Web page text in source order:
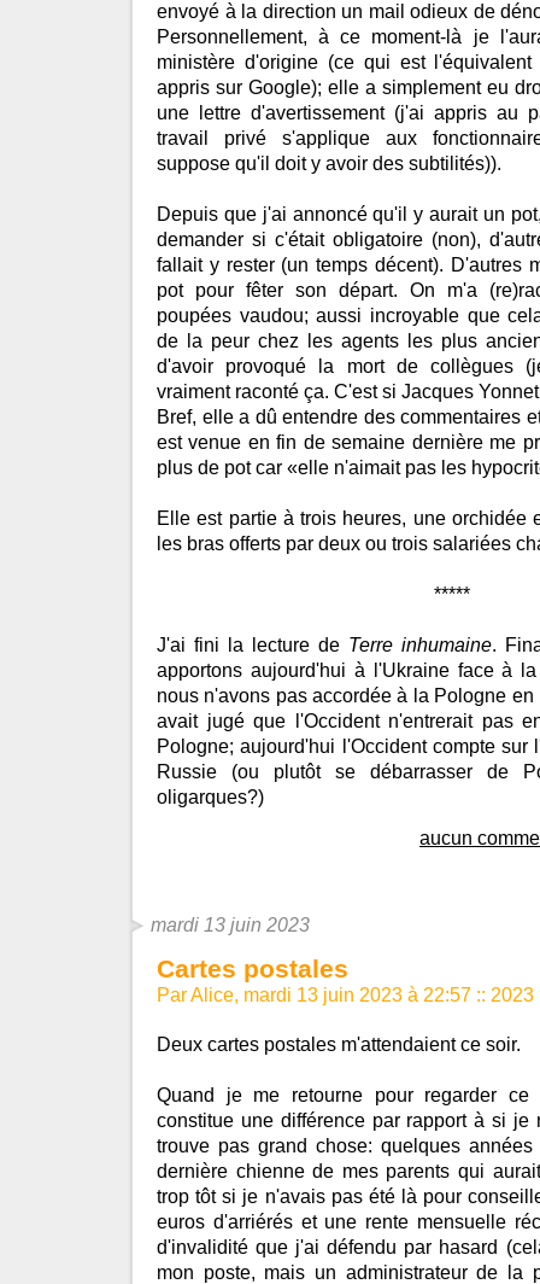
envoyé à la direction un mail odieux de
Personnellement, à ce moment-là je
ministère d'origine (ce qui est
appris sur Google); elle a simplement eu
une lettre d'avertissement (j'ai appris au
travail privé s'applique aux
suppose qu'il doit y avoir des subtilités)).
Depuis que j'ai annoncé qu'il y aurait un
demander si c'était obligatoire (non),
fallait y rester (un temps décent). D'autres
pot pour fêter son départ. On m'a
poupées vaudou; aussi incroyable que
de la peur chez les agents les plus
d'avoir provoqué la mort de collègues
vraiment raconté ça. C'est si Jacques
Bref, elle a dû entendre des commentaires
est venue en fin de semaine dernière me
plus de pot car «elle n'aimait pas les
Elle est partie à trois heures, une orchidée
les bras offerts par deux ou trois salariées
*****
J'ai fini la lecture de Terre inhumaine.
apportons aujourd'hui à l'Ukraine face à
nous n'avons pas accordée à la Pologne
avait jugé que l'Occident n'entrerait pas
Pologne; aujourd'hui l'Occident compte sur
Russie (ou plutôt se débarrasser de
oligarques?)
aucun
mardi 13 juin 2023
Cartes postales
Par Alice, mardi 13 juin 2023 à 22:57 :: 2023
Deux cartes postales m'attendaient ce soir.
Quand je me retourne pour regarder
constitue une différence par rapport à si
trouve pas grand chose: quelques
dernière chienne de mes parents qui
trop tôt si je n'avais pas été là pour
euros d'arriérés et une rente mensuelle
d'invalidité que j'ai défendu par hasard
mon poste, mais un administrateur de la